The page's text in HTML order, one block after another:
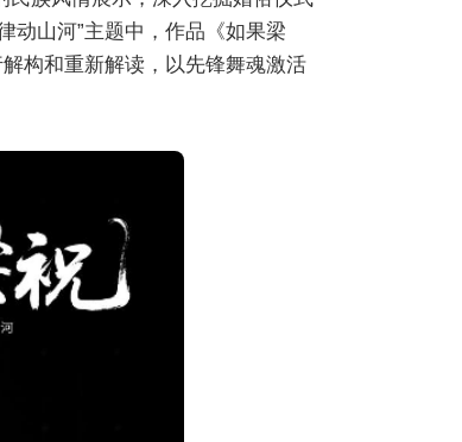
动山河”主题中，作品《如果梁
构和重新解读，以先锋舞魂激活